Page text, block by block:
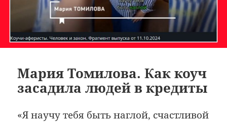
Мария Томилова. Как коуч
засадила людей в кредиты
«Я научу тебя быть наглой, счастливой